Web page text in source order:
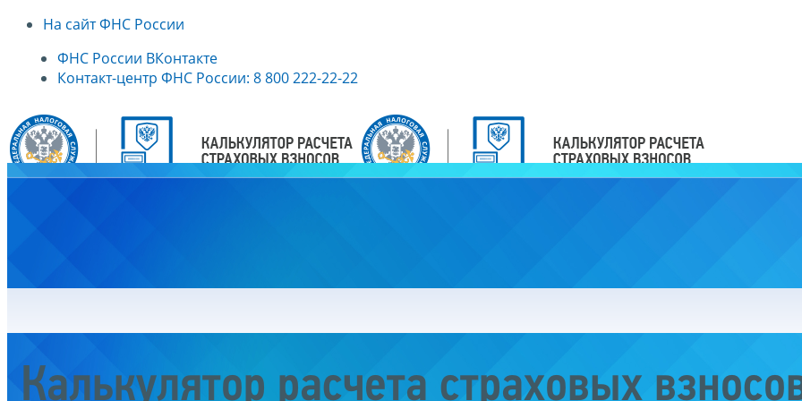
На сайт ФНС России
ФНС России ВКонтакте
Контакт-центр ФНС России: 8 800 222-22-22
Калькулятор расчета страховых